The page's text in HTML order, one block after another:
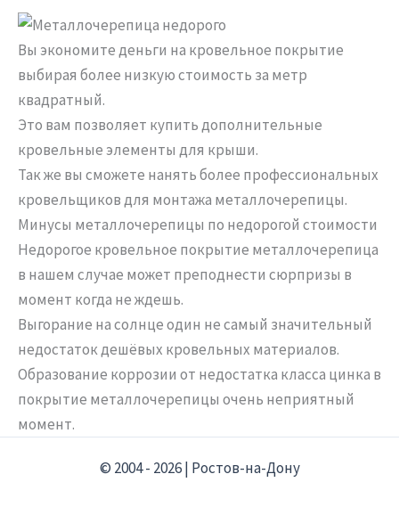
Вы экономите деньги на кровельное покрытие
выбирая более низкую стоимость за метр
квадратный.
Это вам позволяет купить дополнительные
кровельные элементы для крыши.
Так же вы сможете нанять более профессиональных
кровельщиков для монтажа металлочерепицы.
Минусы металлочерепицы по недорогой стоимости
Недорогое кровельное покрытие металлочерепица
в нашем случае может преподнести сюрпризы в
момент когда не ждешь.
Выгорание на солнце один не самый значительный
недостаток дешёвых кровельных материалов.
Образование коррозии от недостатка класса цинка в
покрытие металлочерепицы очень неприятный
момент.
© 2004 - 2026 | Ростов-на-Дону